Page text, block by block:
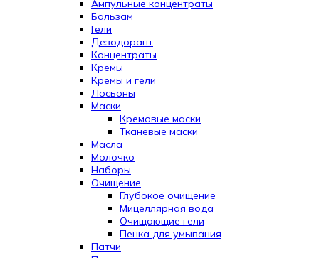
Ампульные концентраты
Бальзам
Гели
Дезодорант
Концентраты
Кремы
Кремы и гели
Лосьоны
Маски
Кремовые маски
Тканевые маски
Масла
Молочко
Наборы
Очищение
Глубокое очищение
Мицеллярная вода
Очищающие гели
Пенка для умывания
Патчи